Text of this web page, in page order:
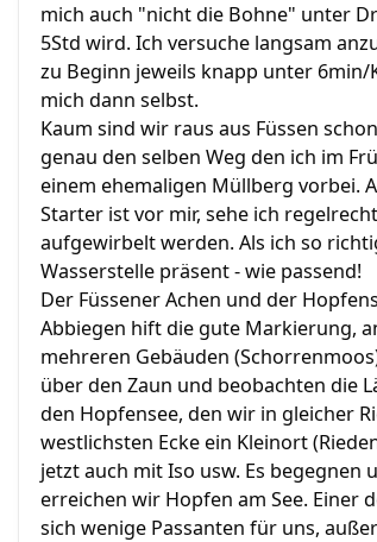
mich auch "nicht die Bohne" unter
5Std wird. Ich versuche langsam
zu Beginn jeweils knapp unter 6min/
mich dann selbst.
Kaum sind wir raus aus Füssen
genau den selben Weg den ich im
einem ehemaligen Müllberg vorbei.
Starter ist vor mir, sehe ich
aufgewirbelt werden. Als ich so
Wasserstelle präsent - wie passend!
Der Füssener Achen und der
Abbiegen hift die gute Markierung,
mehreren Gebäuden
über den Zaun und beobachten die
den Hopfensee, den wir in gleicher
westlichsten Ecke ein Kleinort
jetzt auch mit Iso usw. Es begegnen
erreichen wir Hopfen am See. Einer
sich wenige Passanten für uns,